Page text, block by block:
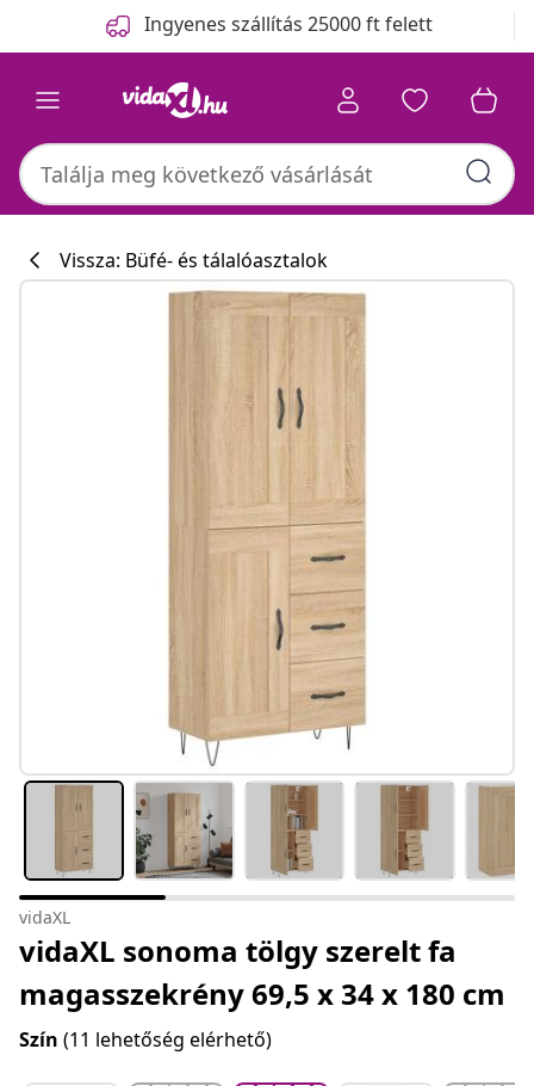
Ingyenes szállítás 25000 ft felett
Vissza: Büfé- és tálalóasztalok
vidaXL
vidaXL sonoma tölgy szerelt fa
magasszekrény 69,5 x 34 x 180 cm
Szín (11 lehetőség elérhető)